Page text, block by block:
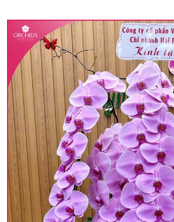
• Giá trên được miễn ship
miễn phí in thiệp - banner
hàng.
• Beautiful Orchids liên
trên toàn quốc để phục vụ
khu vực sẽ có mức giá
phí mặt bằng, nguyên vật
thay đổi so với giá niêm yết
hàng ở Tỉnh thành khác vui
giá trước khi đặt hàng,
chính xác khi có địa chỉ